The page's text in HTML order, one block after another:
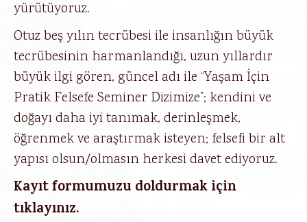
yürütüyoruz.
Otuz beş yılın tecrübesi ile insanlığın büyük
tecrübesinin harmanlandığı, uzun yıllardır
büyük ilgi gören, güncel adı ile “Yaşam İçin
Pratik Felsefe Seminer Dizimize”; kendini ve
doğayı daha iyi tanımak, derinleşmek,
öğrenmek ve araştırmak isteyen; felsefi bir alt
yapısı olsun/olmasın herkesi davet ediyoruz.
Kayıt formumuzu doldurmak için
tıklayınız.